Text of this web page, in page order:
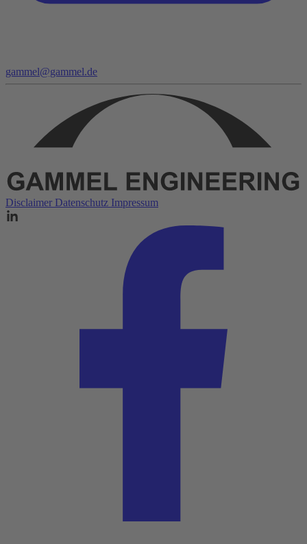
gammel@gammel.de
Disclaimer Datenschutz Impressum